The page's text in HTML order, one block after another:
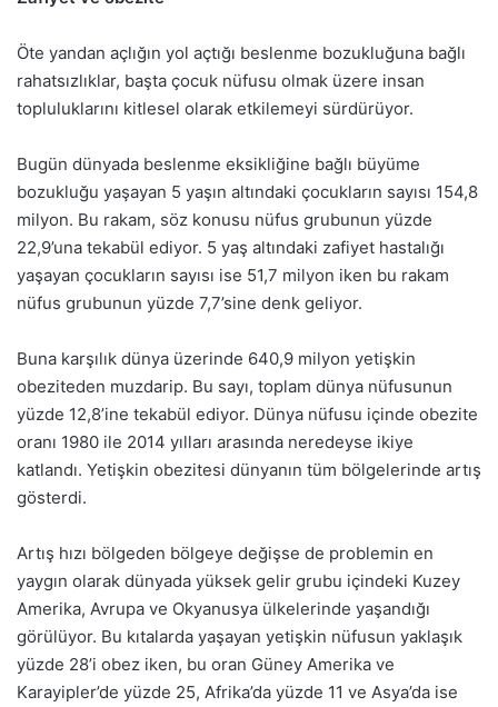
Öte yandan açlığın yol açtığı beslenme bozukluğuna bağlı
rahatsızlıklar, başta çocuk nüfusu olmak üzere insan
topluluklarını kitlesel olarak etkilemeyi sürdürüyor.
Bugün dünyada beslenme eksikliğine bağlı büyüme
bozukluğu yaşayan 5 yaşın altındaki çocukların sayısı 154,8
milyon. Bu rakam, söz konusu nüfus grubunun yüzde
22,9’una tekabül ediyor. 5 yaş altındaki zafiyet hastalığı
yaşayan çocukların sayısı ise 51,7 milyon iken bu rakam
nüfus grubunun yüzde 7,7’sine denk geliyor.
Buna karşılık dünya üzerinde 640,9 milyon yetişkin
obeziteden muzdarip. Bu sayı, toplam dünya nüfusunun
yüzde 12,8’ine tekabül ediyor. Dünya nüfusu içinde obezite
oranı 1980 ile 2014 yılları arasında neredeyse ikiye
katlandı. Yetişkin obezitesi dünyanın tüm bölgelerinde artış
gösterdi.
Artış hızı bölgeden bölgeye değişse de problemin en
yaygın olarak dünyada yüksek gelir grubu içindeki Kuzey
Amerika, Avrupa ve Okyanusya ülkelerinde yaşandığı
görülüyor. Bu kıtalarda yaşayan yetişkin nüfusun yaklaşık
yüzde 28’i obez iken, bu oran Güney Amerika ve
Karayipler’de yüzde 25, Afrika’da yüzde 11 ve Asya’da ise